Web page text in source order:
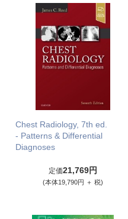
Chest Radiology, 7th ed.
- Patterns & Differential
Diagnoses
定価21,769円
(本体19,790円 ＋ 税)